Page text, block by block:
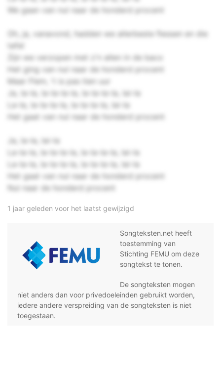
We gaan van nul naar de honderd procent
Oh, ja, vanavond, hadden we allerbeste flessen en die
tafel
Zijn we verzopen met z'n allen in de baco
Het ging van nul naar de honderd procent
Maar Flem, 't is pas tien uur
Ja, la-la, la-la-la-la, la-la-la-la, lai-la
La-la, la-la-la-la, la-la-la-la, lai-la
Het gaat van nul naar de honderd procent
Ja, la-la, lai-la
La-la-la, la-la-la-la, la-la-la-la, lai-la
La-la-la, la-la-la-la, la-la-la-la, lai-la
Het gaat van nul naar de honderd procent
Nul naar de honderd procent
1 jaar geleden voor het laatst gewijzigd
Songteksten.net heeft
toestemming van
Stichting FEMU om deze
songtekst te tonen.
De songteksten mogen
niet anders dan voor privedoeleinden gebruikt worden,
iedere andere verspreiding van de songteksten is niet
toegestaan.